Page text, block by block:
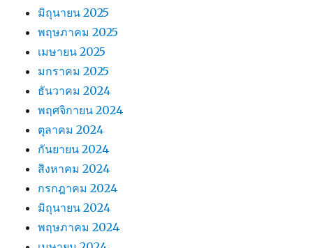
มิถุนายน 2025
พฤษภาคม 2025
เมษายน 2025
มกราคม 2025
ธันวาคม 2024
พฤศจิกายน 2024
ตุลาคม 2024
กันยายน 2024
สิงหาคม 2024
กรกฎาคม 2024
มิถุนายน 2024
พฤษภาคม 2024